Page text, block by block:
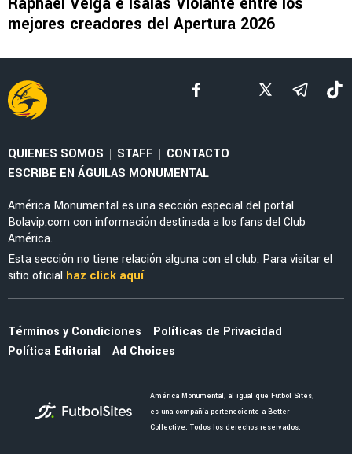
NOTICIAS
La alineación del América de Guillermo
Almada con el refuerzo Óscar Perea